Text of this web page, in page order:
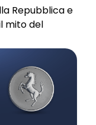
Repubblica e
mito del